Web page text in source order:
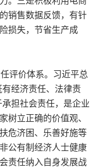
销售数据反馈，有针
损失，节省生产成
评价体系。习近平总
经济责任、法律责
担社会责任，是企业
树立正确的价值观、
危济困、乐善好施等
公有制经济人士健康
责任纳入自身发展战